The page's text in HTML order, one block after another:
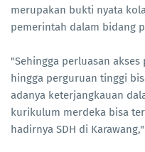
merupakan bukti nyata
pemerintah dalam bidang
"Sehingga perluasan
hingga perguruan tinggi
adanya keterjangkauan
kurikulum merdeka bisa
hadirnya SDH di